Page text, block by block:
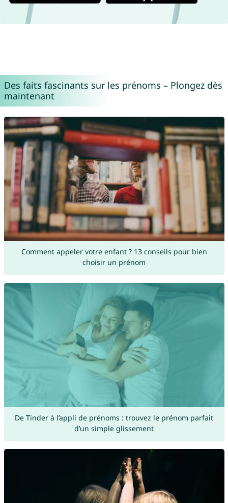
Des faits fascinants sur les prénoms – Plongez dès
maintenant
Comment appeler votre enfant ? 13 conseils pour bien
choisir un prénom
De Tinder à l’appli de prénoms : trouvez le prénom parfait
d’un simple glissement